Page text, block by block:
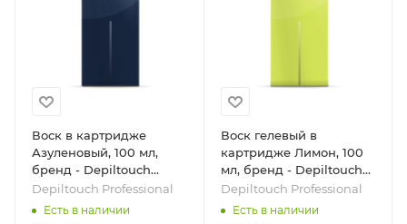
Воск в картридже
Азуленовый, 100 мл,
бренд - Depiltouch
Professional
Depiltouch Professional
Есть в наличии
Воск гелевый в
картридже Лимон, 100
мл, бренд - Depiltouch
Professional
Depiltouch Professional
Есть в наличии